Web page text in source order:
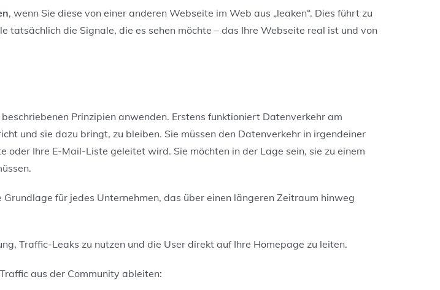
, wenn Sie diese von einer anderen Webseite im Web aus „leaken“. Dies führt zu
tatsächlich die Signale, die es sehen möchte – das Ihre Webseite real ist und von
Prinzipien anwenden. Erstens funktioniert Datenverkehr am
und sie dazu bringt, zu bleiben. Sie müssen den Datenverkehr in irgendeiner
Ihre E-Mail-Liste geleitet wird. Sie möchten in der Lage sein, sie zu einem
für jedes Unternehmen, das über einen längeren Zeitraum hinweg
Traffic-Leaks zu nutzen und die User direkt auf Ihre Homepage zu leiten.
aus der Community ableiten: